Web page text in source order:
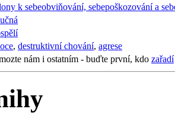
k sebeobviňování, sebepoškozování a
, destruktivní chování, agrese
nám i ostatním - buďte první, kdo zařadí